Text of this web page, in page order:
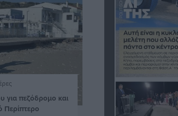
για πεζόδρομο και
Περίπτερο